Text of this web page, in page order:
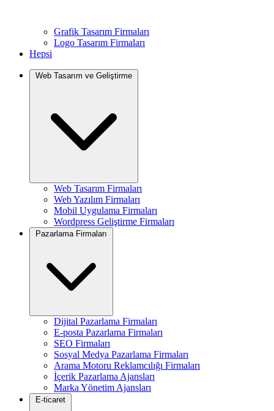
Grafik Tasarım Firmaları
Logo Tasarım Firmaları
Hepsi
Web Tasarım ve Geliştirme
Web Tasarım Firmaları
Web Yazılım Firmaları
Mobil Uygulama Firmaları
Wordpress Geliştirme Firmaları
Pazarlama Firmaları
Dijital Pazarlama Firmaları
E-posta Pazarlama Firmaları
SEO Firmaları
Sosyal Medya Pazarlama Firmaları
Arama Motoru Reklamcılığı Firmaları
İçerik Pazarlama Ajansları
Marka Yönetim Ajansları
E-ticaret